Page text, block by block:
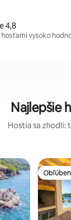
4,8
vysoko
Najlepšie
Hostia sa zhodli: